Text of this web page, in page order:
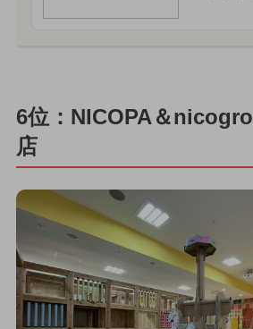
6位：NICOPA＆
店